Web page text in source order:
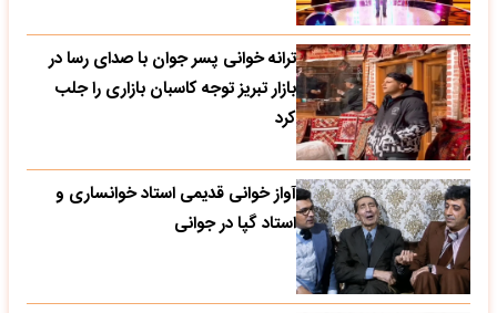
ترانه خوانی پسر جوان با صدای رسا در
بازار تبریز توجه کاسبان بازاری را جلب
کرد
آواز خوانی قدیمی استاد خوانساری و
استاد گپا در جوانی